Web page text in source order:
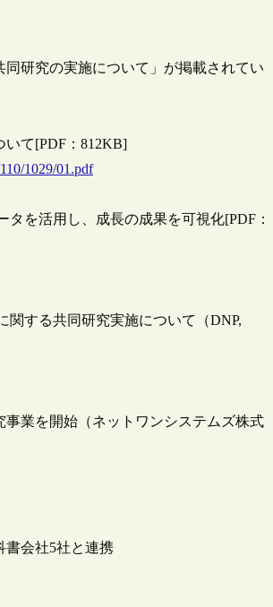
研究の実施について」が掲載されてい
て[PDF：812KB]
1029/01.pdf
を活用し、成長の成果を可視化[PDF：
する共同研究実施について（DNP,
業を開始（ネットワンシステムズ株式
書会社5社と連携